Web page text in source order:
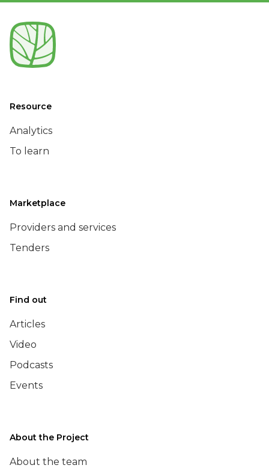
Resource
Analytics
To learn
Marketplace
Providers and services
Tenders
Find out
Articles
Video
Podcasts
Events
About the Project
About the team